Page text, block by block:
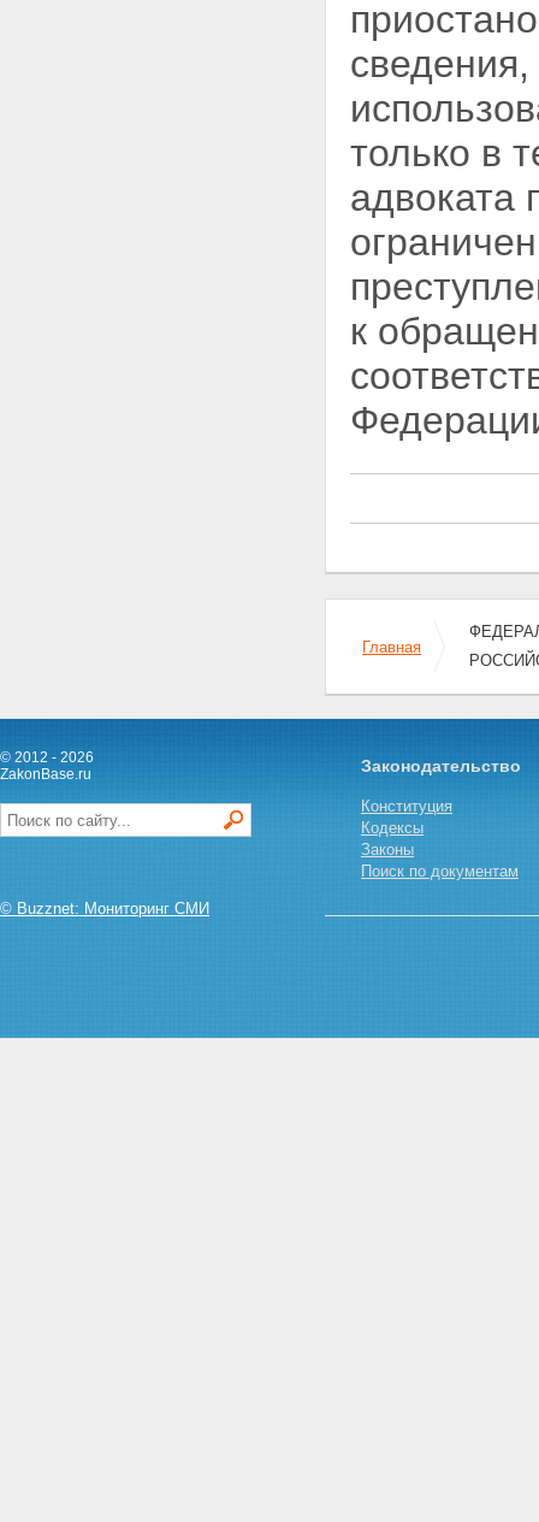
только в
адвоката
к
Главная
© 2012 - 2026
ZakonBase.ru
© Buzznet: Мониторинг СМИ
Законодательство
Конституция
Кодексы
Законы
Поиск по документам